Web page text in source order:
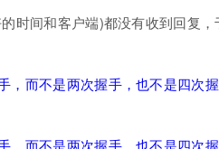
时间和客户端)都没有收到回复